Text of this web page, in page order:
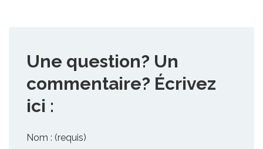
Une question? Un
commentaire? Écrivez
ici :
Nom : (requis)